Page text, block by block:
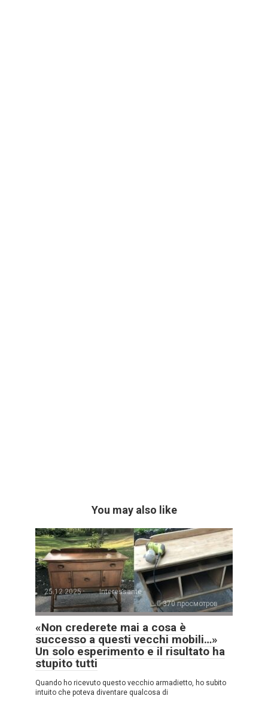
You may also like
25.12.2025
Interessante
370 просмотров
«Non crederete mai a cosa è
successo a questi vecchi mobili…»
Un solo esperimento e il risultato ha
stupito tutti
Quando ho ricevuto questo vecchio armadietto, ho subito
intuito che poteva diventare qualcosa di